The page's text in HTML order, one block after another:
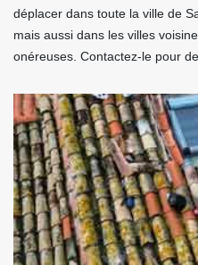
déplacer dans toute la ville de
mais aussi dans les villes
onéreuses. Contactez-le pour